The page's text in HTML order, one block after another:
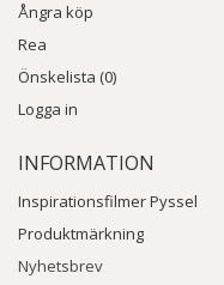
Ångra köp
Rea
Önskelista (0)
Logga in
INFORMATION
Inspirationsfilmer Pyssel
Produktmärkning
Nyhetsbrev